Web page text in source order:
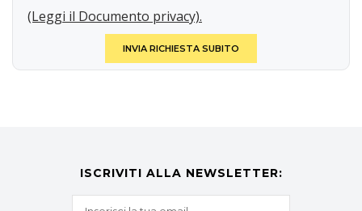
(Leggi il Documento privacy).
INVIA RICHIESTA SUBITO
ISCRIVITI ALLA NEWSLETTER: